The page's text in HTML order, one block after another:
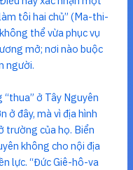
tôi hai chủ” (Ma-thi-
thể vừa phục vụ
mở; nơi nào buộc
người.
ở Tây Nguyên
ở đây, mà vì địa hình
trường của họ. Biển
không cho nội địa
lực. “Đức Giê-hô-va